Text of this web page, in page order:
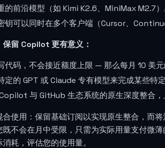
的前沿模型（如 Kimi K2.6、MiniMax M2.7）
钥可以同时在多个客户端（Cursor、
保留 Copilot 更有意义：
代码，不会接近额度上限 — 那么每月 10 美元
定的 GPT 或 Claude 专有模型来完成某些特
与 GitHub 生态系统的原生深度整合，
合使用：保留基础订阅以实现原生整合，而
既不会在月中受限，只需为实际用量支付微
耗，评估您的使用量。